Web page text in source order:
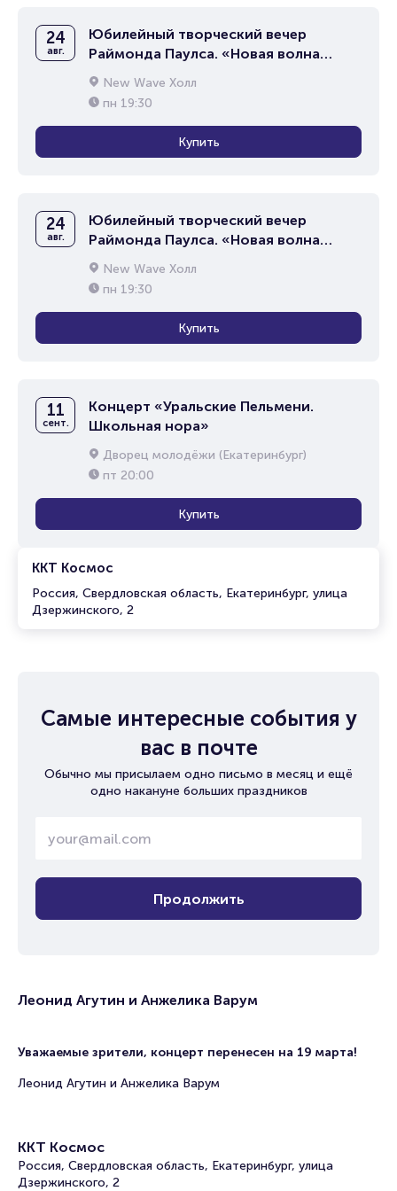
ККТ Космос
Россия, Свердловская область, Екатеринбург, улица
Дзержинского, 2
24
авг.
Юбилейный творческий вечер
Раймонда Паулса. «Новая волна
2026»
New Wave Холл
пн 19:30
Купить
24
авг.
Юбилейный творческий вечер
Раймонда Паулса. «Новая волна
2026»
New Wave Холл
пн 19:30
Купить
11
сент.
Концерт «Уральские Пельмени.
Школьная нора»
Дворец молодёжи (Екатеринбург)
пт 20:00
Купить
Самые интересные события у
вас в почте
Обычно мы присылаем одно письмо в месяц и ещё
одно накануне больших праздников
Продолжить
Леонид Агутин и Анжелика Варум
Уважаемые зрители, концерт перенесен на 19 марта!
Леонид Агутин и Анжелика Варум
ККТ Космос
Россия, Свердловская область, Екатеринбург, улица
Дзержинского, 2